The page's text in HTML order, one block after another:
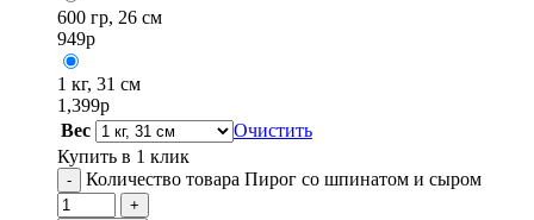
600 гр, 26 см
949р
1 кг, 31 см
1,399р
Вес
Очистить
Купить в 1 клик
- Количество товара Пирог со шпинатом и сыром
+